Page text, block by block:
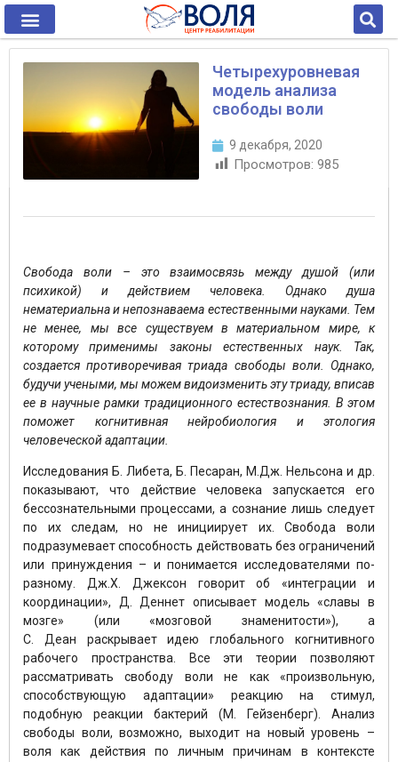
Четырехуровневая
модель анализа
свободы воли
9 декабря, 2020
Просмотров: 985
Свобода воли – это взаимосвязь между душой (или
психикой) и действием человека. Однако душа
нематериальна и непознаваема естественными науками. Тем
не менее, мы все существуем в материальном мире, к
которому применимы законы естественных наук. Так,
создается противоречивая триада свободы воли. Однако,
будучи учеными, мы можем видоизменить эту триаду, вписав
ее в научные рамки традиционного естествознания. В этом
поможет когнитивная нейробиология и этология
человеческой адаптации.
Исследования Б. Либета, Б. Песаран, М.Дж. Нельсона и др.
показывают, что действие человека запускается его
бессознательными процессами, а сознание лишь следует
по их следам, но не инициирует их. Свобода воли
подразумевает способность действовать без ограничений
или принуждения – и понимается исследователями по-
разному. Дж.Х. Джексон говорит об «интеграции и
координации», Д. Деннет описывает модель «славы в
мозге» (или «мозговой знаменитости»), а
С. Деан раскрывает идею глобального когнитивного
рабочего пространства. Все эти теории позволяют
рассматривать свободу воли не как «произвольную,
способствующую адаптации» реакцию на стимул,
подобную реакции бактерий (М. Гейзенберг). Анализ
свободы воли, возможно, выходит на новый уровень –
воля как действия по личным причинам в контексте